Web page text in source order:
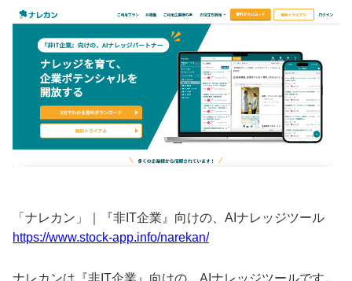
「ナレカン」｜『非IT企業』向けの、AIナレッジツール
https://www.stock-app.info/narekan/